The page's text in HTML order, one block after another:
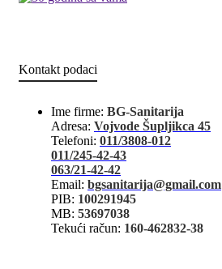
Kontakt podaci
Ime firme: BG-Sanitarija
Adresa: Vojvode Šupljikca 45
Telefoni: 011/3808-012
011/245-42-43
063/21-42-42
Email: bgsanitarija@gmail.com
PIB: 100291945
MB: 53697038
Tekući račun: 160-462832-38